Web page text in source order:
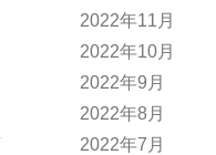
2022年11月
2022年10月
2022年9月
2022年8月
2022年7月